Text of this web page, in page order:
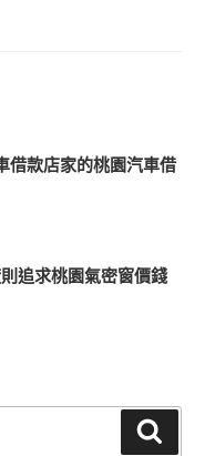
借款店家的桃園汽車借
追求桃園氣密窗價錢